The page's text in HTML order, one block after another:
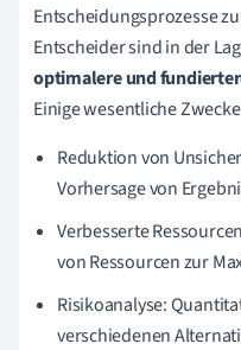
Entscheidungsprozesse
Entscheider sind in der
optimalere und
Einige wesentliche
Reduktion von
Vorhersage von
Verbesserte
von Ressourcen zur
Risikoanalyse:
verschiedenen